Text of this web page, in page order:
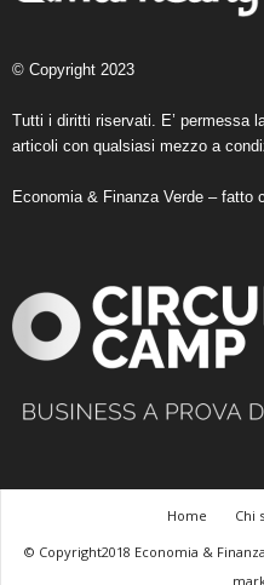
© Copyright 2023
Tutti i diritti riservati. E’ permessa
articoli con qualsiasi mezzo a
Economia & Finanza Verde – fatto
Home Chi
© Copyright2018 Economia &